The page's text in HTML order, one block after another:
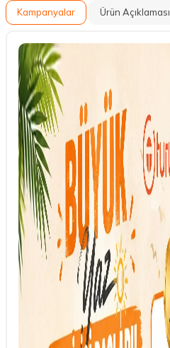
Kampanyalar Ürün Açıklaması